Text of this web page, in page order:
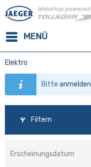
MENÜ
Elektro
Bitteanmelden
Filtern